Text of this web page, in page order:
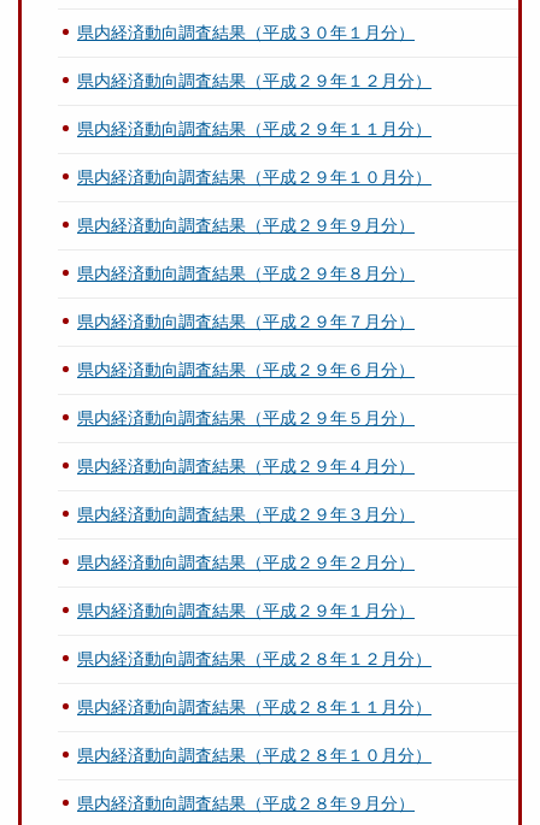
県内経済動向調査結果（平成３０年１月分）
県内経済動向調査結果（平成２９年１２月分）
県内経済動向調査結果（平成２９年１１月分）
県内経済動向調査結果（平成２９年１０月分）
県内経済動向調査結果（平成２９年９月分）
県内経済動向調査結果（平成２９年８月分）
県内経済動向調査結果（平成２９年７月分）
県内経済動向調査結果（平成２９年６月分）
県内経済動向調査結果（平成２９年５月分）
県内経済動向調査結果（平成２９年４月分）
県内経済動向調査結果（平成２９年３月分）
県内経済動向調査結果（平成２９年２月分）
県内経済動向調査結果（平成２９年１月分）
県内経済動向調査結果（平成２８年１２月分）
県内経済動向調査結果（平成２８年１１月分）
県内経済動向調査結果（平成２８年１０月分）
県内経済動向調査結果（平成２８年９月分）